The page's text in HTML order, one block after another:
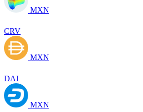
MXN
CRV
MXN
DAI
MXN